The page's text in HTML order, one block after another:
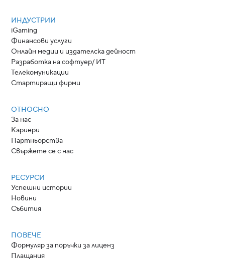
ИНДУСТРИИ
iGaming
Финансови услуги
Онлайн медии и издателска дейност
Разработка на софтуер/ ИТ
Телекомуникации
Стартиращи фирми
ОТНОСНО
За нас
Кариери
Партньорства
Свържете се с нас
РЕСУРСИ
Успешни истории
Новини
Събития
ПОВЕЧЕ
Формуляр за поръчки за лиценз
Плащания